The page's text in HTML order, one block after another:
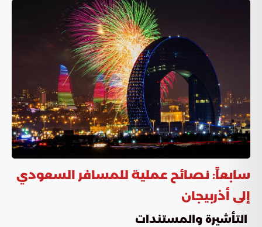
سابعاً: نصائح عملية للمسافر السعودي
إلى أذربيجان
التأشيرة والمستندات